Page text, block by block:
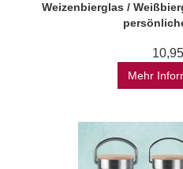
Weizenbierglas /
Mehr